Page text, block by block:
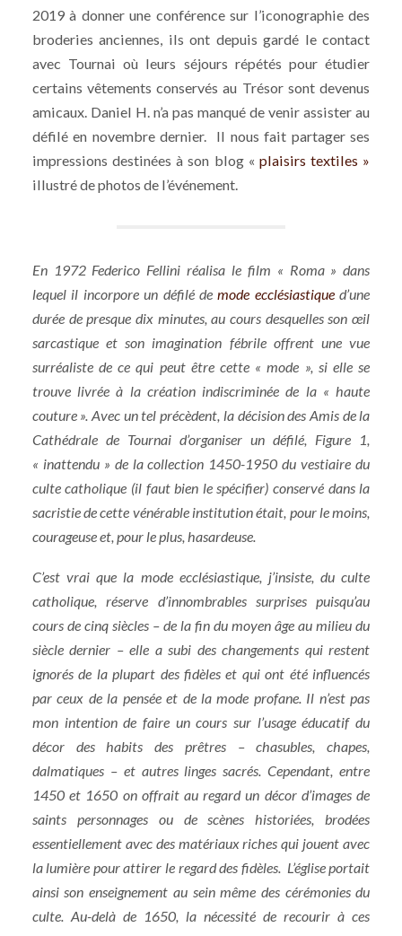
2019 à donner une conférence sur l’iconographie des
broderies anciennes, ils ont depuis gardé le contact
avec Tournai où leurs séjours répétés pour étudier
certains vêtements conservés au Trésor sont devenus
amicaux. Daniel H. n’a pas manqué de venir assister au
défilé en novembre dernier. Il nous fait partager ses
impressions destinées à son blog « plaisirs textiles »
illustré de photos de l’événement.
En 1972 Federico Fellini réalisa le film « Roma » dans
lequel il incorpore un défilé demode ecclésiastiqued’une
durée de presque dix minutes, au cours desquelles son œil
sarcastique et son imagination fébrile offrent une vue
surréaliste de ce qui peut être cette « mode », si elle se
trouve livrée à la création indiscriminée de la « haute
couture ». Avec un tel précèdent, la décision des Amis de la
Cathédrale de Tournai d’organiser un défilé, Figure 1,
« inattendu » de la collection 1450-1950 du vestiaire du
culte catholique (il faut bien le spécifier) conservé dans la
sacristie de cette vénérable institution était, pour le moins,
courageuse et, pour le plus, hasardeuse.
C’est vrai que la mode ecclésiastique, j’insiste, du culte
catholique, réserve d’innombrables surprises puisqu’au
cours de cinq siècles – de la fin du moyen âge au milieu du
siècle dernier – elle a subi des changements qui restent
ignorés de la plupart des fidèles et qui ont été influencés
par ceux de la pensée et de la mode profane. Il n’est pas
mon intention de faire un cours sur l’usage éducatif du
décor des habits des prêtres – chasubles, chapes,
dalmatiques – et autres linges sacrés. Cependant, entre
1450 et 1650 on offrait au regard un décor d’images de
saints personnages ou de scènes historiées, brodées
essentiellement avec des matériaux riches qui jouent avec
la lumière pour attirer le regard des fidèles. L’église portait
ainsi son enseignement au sein même des cérémonies du
culte. Au-delà de 1650, la nécessité de recourir à ces